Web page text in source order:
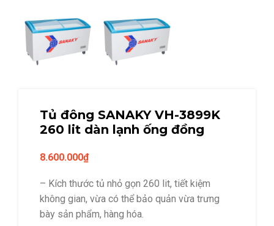
Tủ đông SANAKY VH-3899K
260 lit dàn lạnh ống đồng
8.600.000₫
– Kích thước tủ nhỏ gọn 260 lit, tiết kiệm
không gian, vừa có thể bảo quản vừa trưng
bày sản phẩm, hàng hóa.